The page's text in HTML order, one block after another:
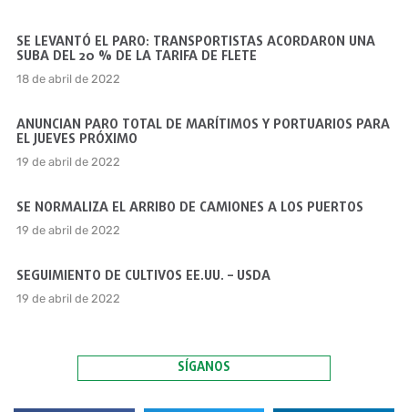
SE LEVANTÓ EL PARO: TRANSPORTISTAS ACORDARON UNA
SUBA DEL 20 % DE LA TARIFA DE FLETE
18 de abril de 2022
ANUNCIAN PARO TOTAL DE MARÍTIMOS Y PORTUARIOS PARA
EL JUEVES PRÓXIMO
19 de abril de 2022
SE NORMALIZA EL ARRIBO DE CAMIONES A LOS PUERTOS
19 de abril de 2022
SEGUIMIENTO DE CULTIVOS EE.UU. – USDA
19 de abril de 2022
SÍGANOS